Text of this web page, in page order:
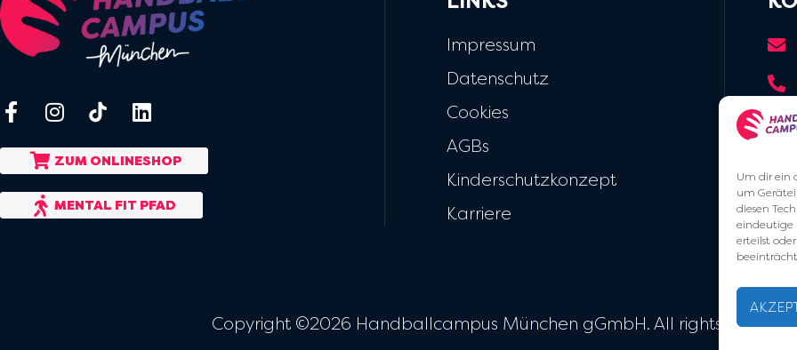
Um dir ein
um
diesen
eindeutige
erteilst
ZUM ONLINESHOP
MENTAL FIT PFAD
Impressum
Datenschutz
Cookies
AGBs
Kinderschutzkonzept
Karriere
Copyright ©2026 Handballcampus München gGmbH. All rights